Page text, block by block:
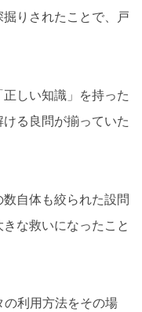
りされたことで、戸
しい知識」を持った
る良問が揃っていた
自体も絞られた設問
な救いになったこと
利用方法をその場